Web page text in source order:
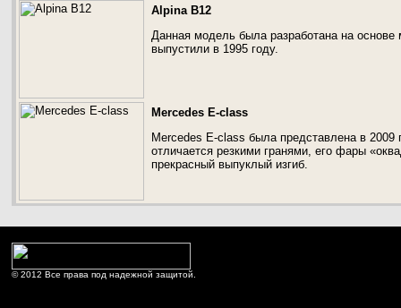
Alpina B12
Данная модель была разработана на
выпустили в 1995 году.
Mercedes E-class
Mercedes E-class была представлена в
отличается резкими гранями, его фары
прекрасный выпуклый изгиб.
© 2012 Все права под надежной защитой.